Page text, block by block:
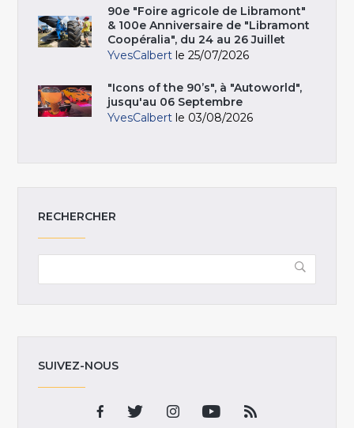
90e "Foire agricole de Libramont"
& 100e Anniversaire de "Libramont
Coopéralia", du 24 au 26 Juillet
YvesCalbert le 25/07/2026
"Icons of the 90’s", à "Autoworld",
jusqu'au 06 Septembre
YvesCalbert le 03/08/2026
RECHERCHER
SUIVEZ-NOUS